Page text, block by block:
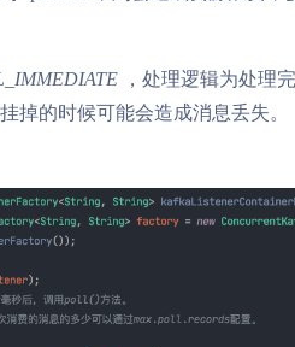
，处理逻辑为处理
掉的时候可能会造成消息丢失。